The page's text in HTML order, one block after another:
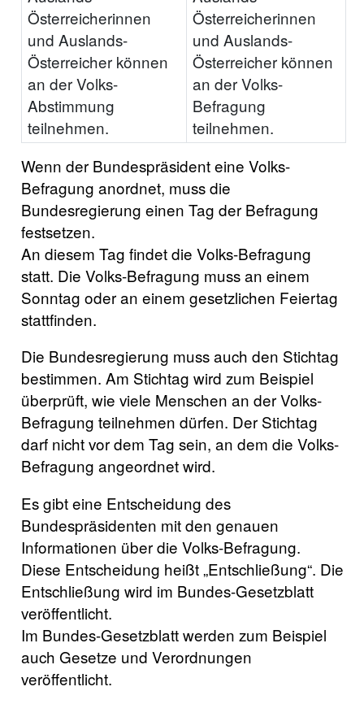
Österreicherinnen
und Auslands-
Österreicher können
an der Volks-
Abstimmung
teilnehmen.
Österreicherinnen
und Auslands-
Österreicher können
an der Volks-
Befragung
teilnehmen.
Wenn der Bundespräsident eine Volks-
Befragung anordnet, muss die
Bundesregierung einen Tag der Befragung
festsetzen.
An diesem Tag findet die Volks-Befragung
statt. Die Volks-Befragung muss an einem
Sonntag oder an einem gesetzlichen Feiertag
stattfinden.
Die Bundesregierung muss auch den Stichtag
bestimmen. Am Stichtag wird zum Beispiel
überprüft, wie viele Menschen an der Volks-
Befragung teilnehmen dürfen. Der Stichtag
darf nicht vor dem Tag sein, an dem die Volks-
Befragung angeordnet wird.
Es gibt eine Entscheidung des
Bundespräsidenten mit den genauen
Informationen über die Volks-Befragung.
Diese Entscheidung heißt „Entschließung“. Die
Entschließung wird im Bundes-Gesetzblatt
veröffentlicht.
Im Bundes-Gesetzblatt werden zum Beispiel
auch Gesetze und Verordnungen
veröffentlicht.